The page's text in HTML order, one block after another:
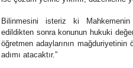
Bilinmesini isteriz ki
edildikten sonra konunun hukuki
öğretmen adaylarının
adımı atacaktır.”